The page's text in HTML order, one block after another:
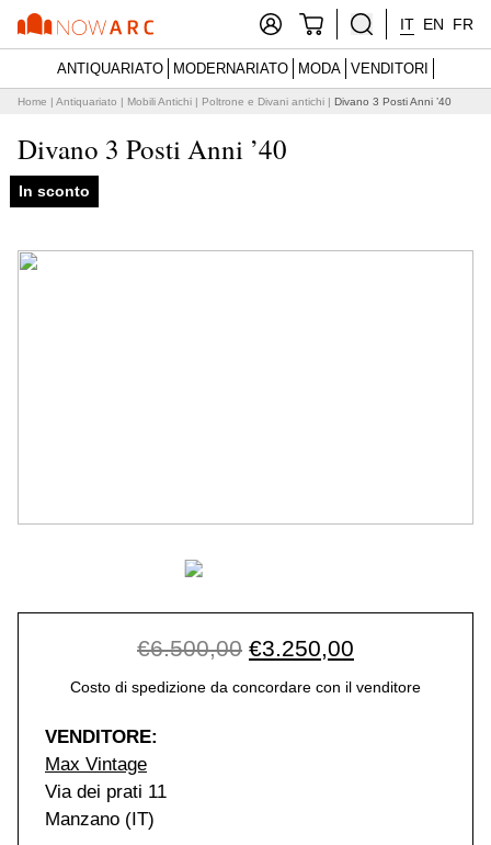
IT EN FR
ANTIQUARIATO MODERNARIATO MODA VENDITORI
Home | Antiquariato | Mobili Antichi | Poltrone e Divani antichi | Divano 3 Posti Anni ’40
Divano 3 Posti Anni ’40
In sconto
€6.500,00 Original price was:
€3.250,00
Costo di spedizione da concordare con il venditore
VENDITORE:
Max Vintage
Via dei prati 11
Manzano (IT)